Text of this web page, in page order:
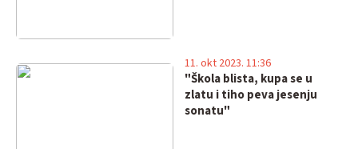
"Škola blista, kupa se u
zlatu i tiho peva jesenju
sonatu"
11. okt 2023. 11:36